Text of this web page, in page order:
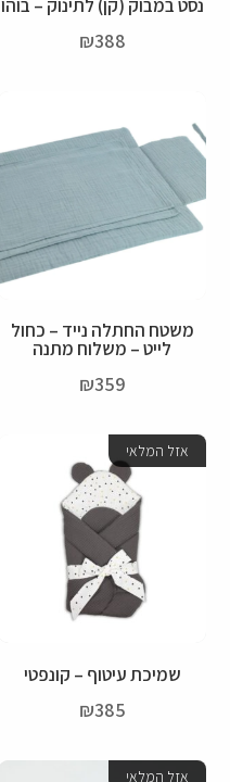
נסט במבוק (קן) לתינוק – בוהו
₪388
משטח החתלה נייד – כחול
לייט – משלוח מתנה
₪359
אזל המלאי
שמיכת עיטוף – קונפטי
₪385
אזל המלאי